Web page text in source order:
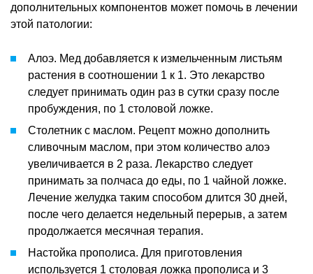
дополнительных компонентов может помочь в лечении
этой патологии:
Алоэ. Мед добавляется к измельченным листьям
растения в соотношении 1 к 1. Это лекарство
следует принимать один раз в сутки сразу после
пробуждения, по 1 столовой ложке.
Столетник с маслом. Рецепт можно дополнить
сливочным маслом, при этом количество алоэ
увеличивается в 2 раза. Лекарство следует
принимать за полчаса до еды, по 1 чайной ложке.
Лечение желудка таким способом длится 30 дней,
после чего делается недельный перерыв, а затем
продолжается месячная терапия.
Настойка прополиса. Для приготовления
используется 1 столовая ложка прополиса и 3